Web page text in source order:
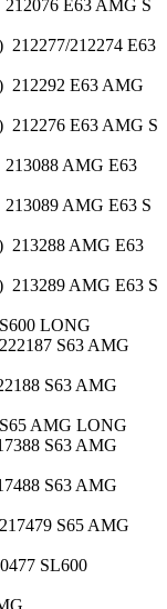
E63 AMG S
212274 E63
212292 E63 AMG
E63 AMG S
AMG E63
AMG E63 S
213288 AMG E63
AMG E63 S
LONG
S63 AMG
S63 AMG
AMG LONG
S63 AMG
S63 AMG
S65 AMG
SL600